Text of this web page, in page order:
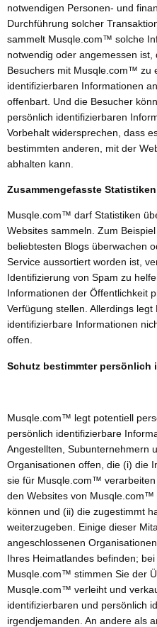
notwendigen Personen- und
Durchführung solcher
sammelt Musqle.com™ solche
notwendig oder angemessen
Besuchers mit Musqle.com™ zu
identifizierbaren Informationen
offenbart. Und die Besucher
persönlich identifizierbaren
Vorbehalt widersprechen, dass
bestimmten anderen, mit der
abhalten kann.
Zusammengefasste Statistiken
Musqle.com™ darf Statistiken
Websites sammeln. Zum
beliebtesten Blogs überwachen
Service aussortiert worden ist,
Identifizierung von Spam zu
Informationen der Öffentlichkeit
Verfügung stellen. Allerdings
identifizierbare Informationen
offen.
Schutz bestimmter persönlich
Musqle.com™ legt potentiell
persönlich identifizierbare
Angestellten, Subunternehmern
Organisationen offen, die (i) die
sie für Musqle.com™
den Websites von
können und (ii) die zugestimmt
weiterzugeben. Einige dieser
angeschlossenen
Ihres Heimatlandes befinden;
Musqle.com™ stimmen Sie der
Musqle.com™ verleiht und
identifizierbaren und persönlich
irgendjemanden. An andere als